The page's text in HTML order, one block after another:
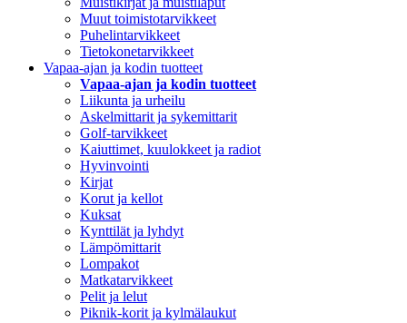
Muut toimistotarvikkeet
Puhelintarvikkeet
Tietokonetarvikkeet
Vapaa-ajan ja kodin tuotteet
Vapaa-ajan ja kodin tuotteet
Liikunta ja urheilu
Askelmittarit ja sykemittarit
Golf-tarvikkeet
Kaiuttimet, kuulokkeet ja radiot
Hyvinvointi
Kirjat
Korut ja kellot
Kuksat
Kynttilät ja lyhdyt
Lämpömittarit
Lompakot
Matkatarvikkeet
Pelit ja lelut
Piknik-korit ja kylmälaukut